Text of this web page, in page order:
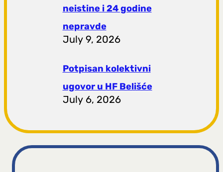
neistine i 24 godine
nepravde
July 9, 2026
Potpisan kolektivni
ugovor u HF Belišće
July 6, 2026